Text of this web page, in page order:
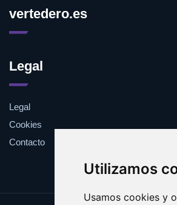
Utilizamos
Usamos cookies y
vertedero.es
Legal
Legal
Cookies
Contacto